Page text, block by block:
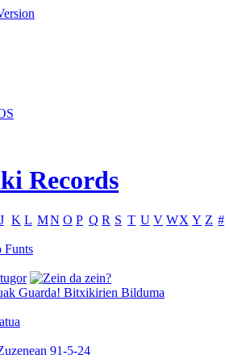
Records
J K L MN O P Q R S T U V WX Y Z #